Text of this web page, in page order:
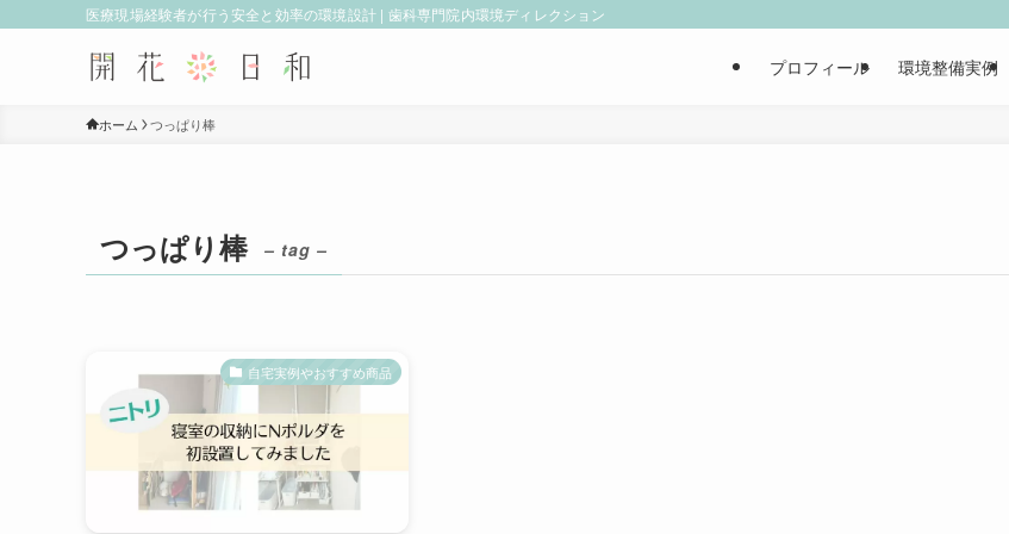
医療現場経験者が行う安全と効率の環境設計 | 歯科専門院内環境ディレクション
プロフィール 環境整備実例
ホーム つっぱり棒
つっぱり棒 – tag –
自宅実例やおすすめ商品